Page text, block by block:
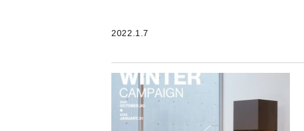
2022.1.7